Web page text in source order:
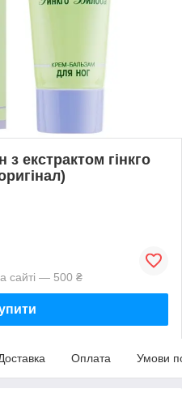
екстрактом гінкго
сайті — 500 ₴
Оплата Умови